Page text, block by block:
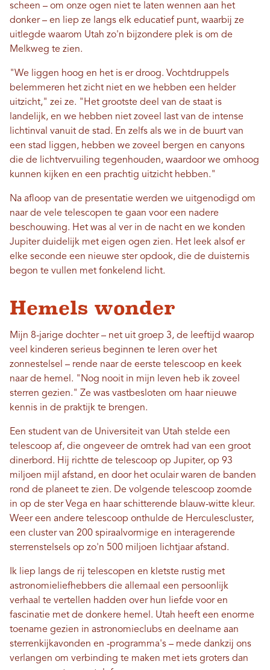
scheen – om onze ogen niet te laten wennen aan het
donker – en liep ze langs elk educatief punt, waarbij ze
uitlegde waarom Utah zo'n bijzondere plek is om de
Melkweg te zien.
"We liggen hoog en het is er droog. Vochtdruppels
belemmeren het zicht niet en we hebben een helder
uitzicht," zei ze. "Het grootste deel van de staat is
landelijk, en we hebben niet zoveel last van de intense
lichtinval vanuit de stad. En zelfs als we in de buurt van
een stad liggen, hebben we zoveel bergen en canyons
die de lichtvervuiling tegenhouden, waardoor we omhoog
kunnen kijken en een prachtig uitzicht hebben."
Na afloop van de presentatie werden we uitgenodigd om
naar de vele telescopen te gaan voor een nadere
beschouwing. Het was al ver in de nacht en we konden
Jupiter duidelijk met eigen ogen zien. Het leek alsof er
elke seconde een nieuwe ster opdook, die de duisternis
begon te vullen met fonkelend licht.
Hemels wonder
Mijn 8-jarige dochter – net uit groep 3, de leeftijd waarop
veel kinderen serieus beginnen te leren over het
zonnestelsel – rende naar de eerste telescoop en keek
naar de hemel. "Nog nooit in mijn leven heb ik zoveel
sterren gezien." Ze was vastbesloten om haar nieuwe
kennis in de praktijk te brengen.
Een student van de Universiteit van Utah stelde een
telescoop af, die ongeveer de omtrek had van een groot
dinerbord. Hij richtte de telescoop op Jupiter, op 93
miljoen mijl afstand, en door het oculair waren de banden
rond de planeet te zien. De volgende telescoop zoomde
in op de ster Vega en haar schitterende blauw-witte kleur.
Weer een andere telescoop onthulde de Herculescluster,
een cluster van 200 spiraalvormige en interagerende
sterrenstelsels op zo'n 500 miljoen lichtjaar afstand.
Ik liep langs de rij telescopen en kletste rustig met
astronomieliefhebbers die allemaal een persoonlijk
verhaal te vertellen hadden over hun liefde voor en
fascinatie met de donkere hemel. Utah heeft een enorme
toename gezien in astronomieclubs en deelname aan
sterrenkijkavonden en -programma's – mede dankzij ons
verlangen om verbinding te maken met iets groters dan